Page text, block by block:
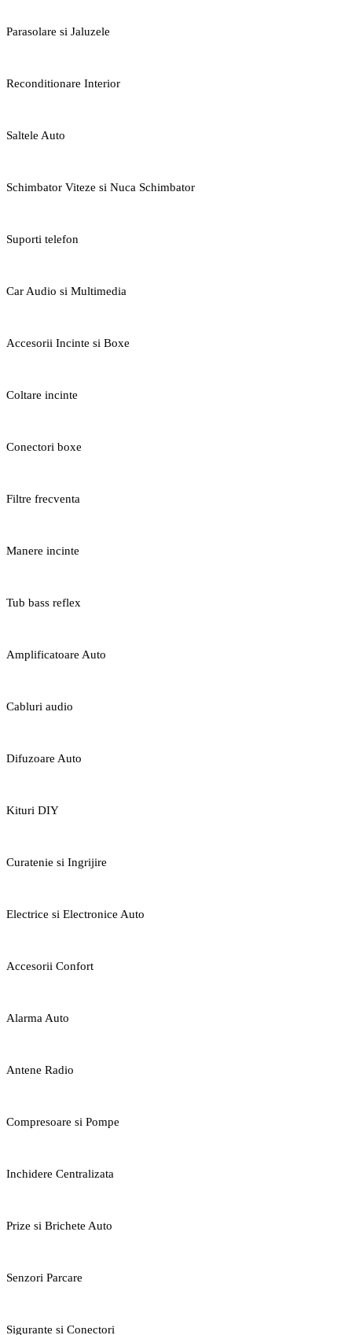
Parasolare si Jaluzele
Reconditionare Interior
Saltele Auto
Schimbator Viteze si Nuca Schimbator
Suporti telefon
Car Audio si Multimedia
Accesorii Incinte si Boxe
Coltare incinte
Conectori boxe
Filtre frecventa
Manere incinte
Tub bass reflex
Amplificatoare Auto
Cabluri audio
Difuzoare Auto
Kituri DIY
Curatenie si Ingrijire
Electrice si Electronice Auto
Accesorii Confort
Alarma Auto
Antene Radio
Compresoare si Pompe
Inchidere Centralizata
Prize si Brichete Auto
Senzori Parcare
Sigurante si Conectori